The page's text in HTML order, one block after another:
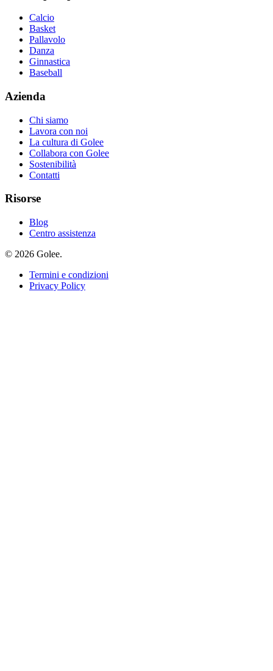
Calcio
Basket
Pallavolo
Danza
Ginnastica
Baseball
Azienda
Chi siamo
Lavora con noi
La cultura di Golee
Collabora con Golee
Sostenibilità
Contatti
Risorse
Blog
Centro assistenza
© 2026 Golee.
Termini e condizioni
Privacy Policy